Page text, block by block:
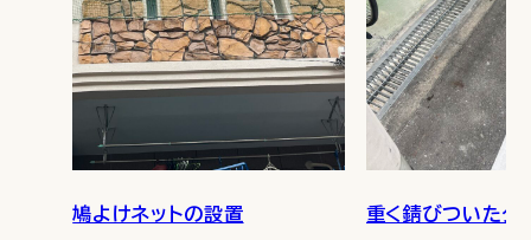
鳩よけネットの設置